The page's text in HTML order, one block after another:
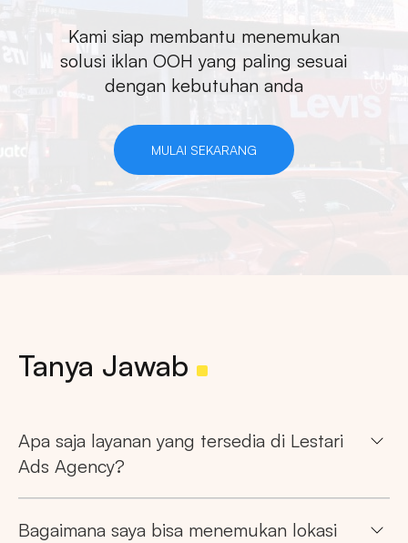
Kami siap membantu menemukan
solusi iklan OOH yang paling sesuai
dengan kebutuhan anda
MULAI SEKARANG
Tanya Jawab
Apa saja layanan yang tersedia di Lestari
Ads Agency?
Bagaimana saya bisa menemukan lokasi